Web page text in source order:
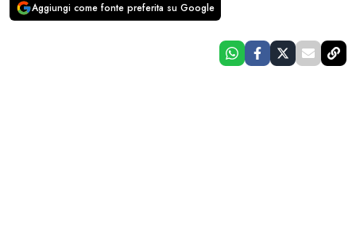
Aggiungi come fonte preferita su Google